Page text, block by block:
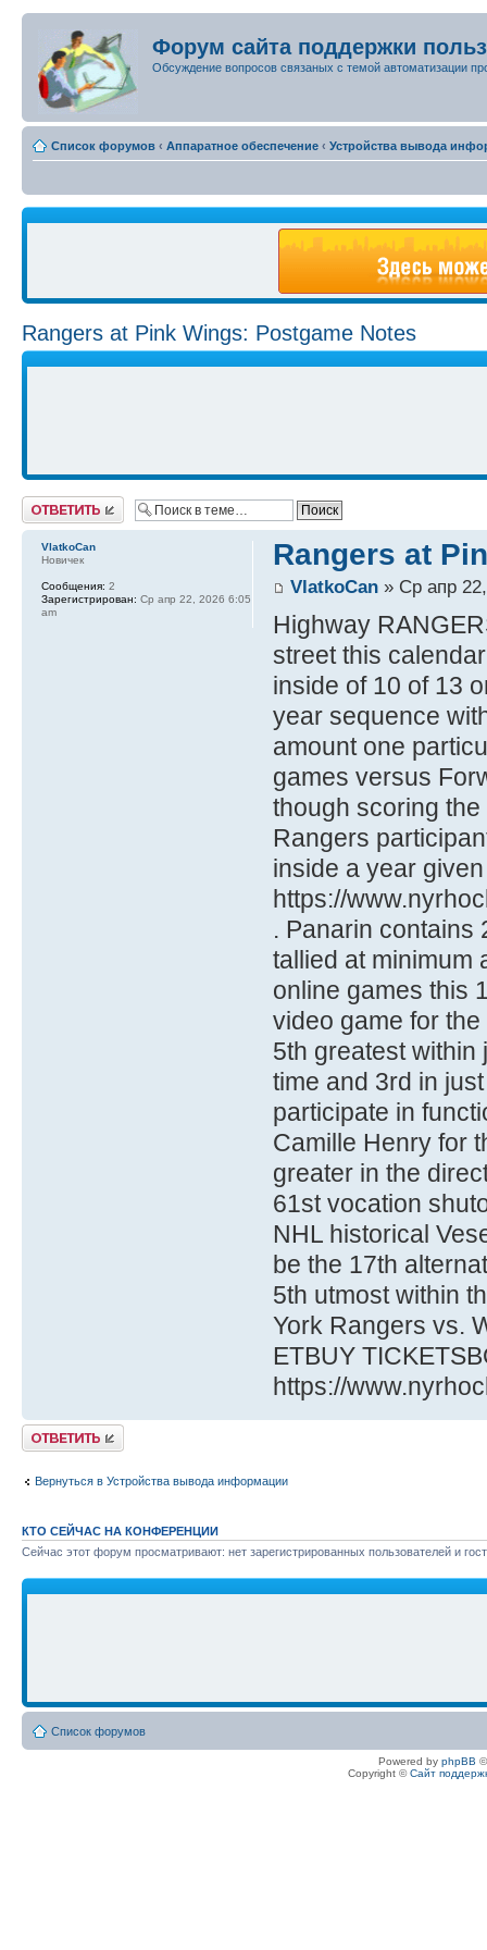
Форум сайта поддержки
Обсуждение вопросов связаных с темой автоматизации
Список форумов ‹ Аппаратное обеспечение ‹ Устройства вывода
Rangers at Pink Wings: Postgame Notes
Ответить
Rangers at
VlatkoCan» Ср апр
Highway
street this
inside of 10 of 13
year sequence
amount one
games versus
though scoring
Rangers
inside a year
https://
. Panarin contains
tallied at minimum
online games this
video game for
5th greatest within
time and 3rd in
participate in
Camille Henry for
greater in the
61st vocation
NHL historical
be the 17th
5th utmost within
York Rangers vs.
ETBUY
https://
VlatkoCan
Новичек
Сообщения: 2
Зарегистрирован: Ср апр 22, 2026 6:05
am
Ответить
Вернуться в Устройства вывода информации
КТО СЕЙЧАС НА КОНФЕРЕНЦИИ
Сейчас этот форум просматривают: нет зарегистрированных пользователей и
Список форумов
Powered by phpBB
Copyright ©Сайт